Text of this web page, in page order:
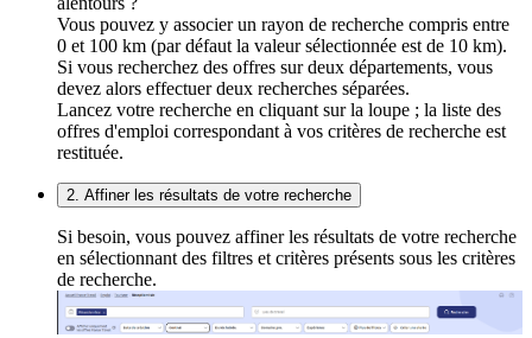
Vous pouvez y associer un rayon de recherche compris entre
0 et 100 km (par défaut la valeur sélectionnée est de 10 km).
Si vous recherchez des offres sur deux départements, vous
devez alors effectuer deux recherches séparées.
Lancez votre recherche en cliquant sur la loupe ; la liste des
offres d'emploi correspondant à vos critères de recherche est
restituée.
2. Affiner les résultats de votre recherche
Si besoin, vous pouvez affiner les résultats de votre recherche
en sélectionnant des filtres et critères présents sous les critères
de recherche.